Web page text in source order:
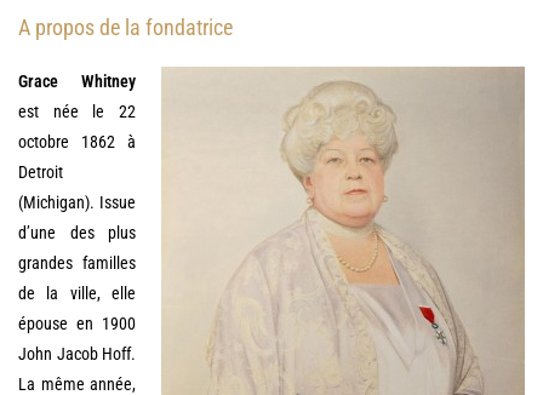
A propos de la fondatrice
Grace Whitney
est née le 22
octobre 1862 à
Detroit
(Michigan). Issue
d’une des plus
grandes familles
de la ville, elle
épouse en 1900
John Jacob Hoff.
La même année,